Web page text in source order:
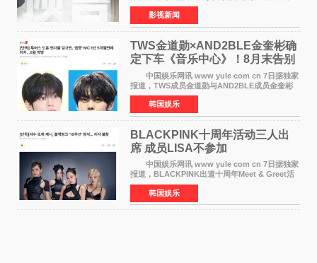
伯特·米切尔执导，好莱坞巨星安妮·海瑟薇和伊万
·麦克格雷格领衔主演的2026暑期惊悚冒险大片
《逃出绝
影视新闻
TWS金道勋×AND2BLE金奎彬确
定下车《音乐中心》！8月末告别
MC席位
中国娱乐网讯 www yule com cn 7日据独家
报道，TWS成员金道勋与AND2BLE成员金奎彬
将于8月离开《音乐中心》MC的位置。 金道
勋与金奎彬于去年3月与H2H A-NA一起被选为
《音乐中心》MC，约1
韩国娱乐
BLACKPINK十周年活动三人出
席 成员LISA不参加
中国娱乐网讯 www yule com cn 7日据独家
报道，BLACKPINK出道十周年Meet & Greet活
动将由智秀、ROS&Eacute;、JENNIE出席，
LISA将缺席。 此前BLACKPINK所属社YG并
未为组合出道十周年做
韩国娱乐